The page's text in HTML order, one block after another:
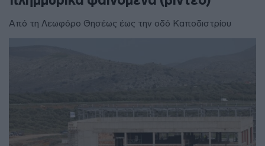
Από τη Λεωφόρο Θησέως έως την οδό Καποδιστρίου